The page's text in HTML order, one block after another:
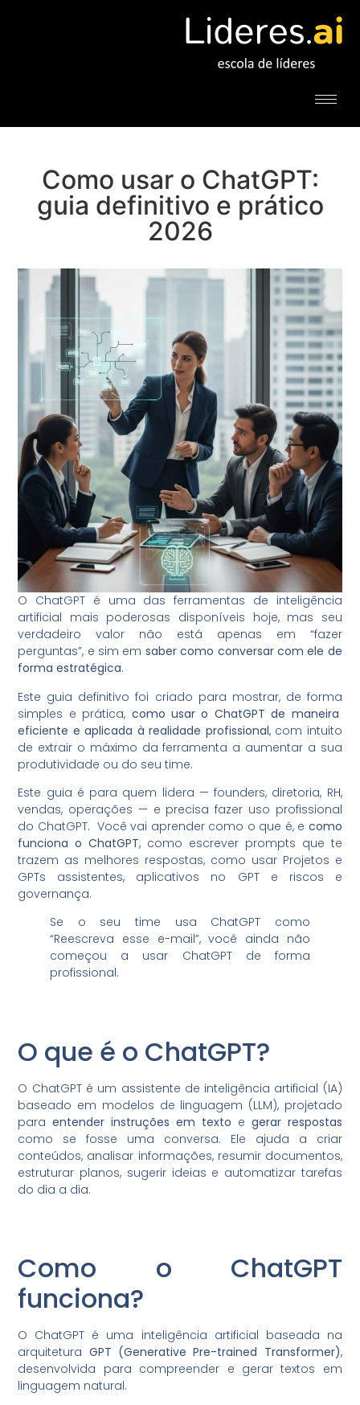
Como usar o ChatGPT:
guia definitivo e prático
2026
O ChatGPT é uma das ferramentas de inteligência
artificial mais poderosas disponíveis hoje, mas seu
verdadeiro valor não está apenas em “fazer
perguntas”, e sim em saber como conversar com ele de
forma estratégica.
Este guia definitivo foi criado para mostrar, de forma
simples e prática, como usar o ChatGPT de maneira
eficiente e aplicada à realidade profissional, com intuito
de extrair o máximo da ferramenta a aumentar a sua
produtividade ou do seu time.
Este guia é para quem lidera — founders, diretoria, RH,
vendas, operações — e precisa fazer uso profissional
do ChatGPT. Você vai aprender como o que é, e como
funciona o ChatGPT, como escrever prompts que te
trazem as melhores respostas, como usar Projetos e
GPTs assistentes, aplicativos no GPT e riscos e
governança.
Se o seu time usa ChatGPT como
“Reescreva esse e-mail”, você ainda não
começou a usar ChatGPT de forma
profissional.
O que é o ChatGPT?
O ChatGPT é um assistente de inteligência artificial (IA)
baseado em modelos de linguagem (LLM), projetado
paraentender instruções em texto e gerar respostas
como se fosse uma conversa. Ele ajuda a criar
conteúdos, analisar informações, resumir documentos,
estruturar planos, sugerir ideias e automatizar tarefas
do dia a dia.
Como o ChatGPT
funciona?
O ChatGPT é uma inteligência artificial baseada na
arquitetura GPT (Generative Pre-trained Transformer),
desenvolvida para compreender e gerar textos em
linguagem natural.